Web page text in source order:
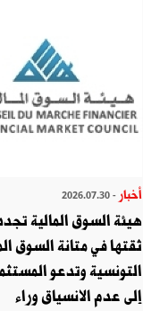
أخبار - 2026.07.30
هيئة السوق المالية
ثقتها في متانة السوق
التونسية وتدعو
إلى عدم الانسياق وراء